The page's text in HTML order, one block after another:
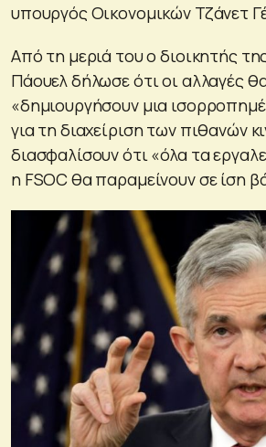
υπουργός Οικονομικών Τζάνετ
Από τη μεριά του ο διοικητής
Πάουελ δήλωσε ότι οι αλλαγές
«δημιουργήσουν μια
για τη διαχείριση των πιθανών
διασφαλίσουν ότι «όλα τα
η FSOC θα παραμείνουν σε ίση